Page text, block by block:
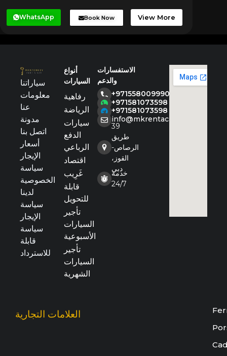
WhatsApp Book Now View More
سياراتنا
معلومات
عنا
مدونة
اتصل بنا
أسعار
الإيجار
سياسة
الخصوصية
لدينا
سياسة
الإيجار
سياسة
قابلة
للاسترداد
أنواع
السيارات
رفاهية
الرياضة
سيارات
الدفع
الرباعي
اقتصاد
غَرِيب
قابلة
للتحويل
تأجير
السيارات
الأسبوعية
تأجير
السيارات
الشهرية
الاستفسارات
والدعم
+971558009990
+971581073598
+971581073598
info@mkrentacar.com
39
طريق
الرصاص-
القوز،
دبي
خدمة
24/7
العلامات التجارية